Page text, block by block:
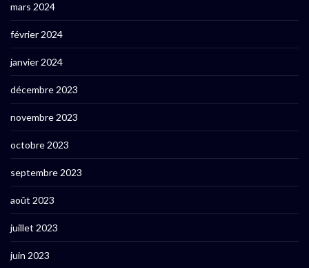
mars 2024
février 2024
janvier 2024
décembre 2023
novembre 2023
octobre 2023
septembre 2023
août 2023
juillet 2023
juin 2023